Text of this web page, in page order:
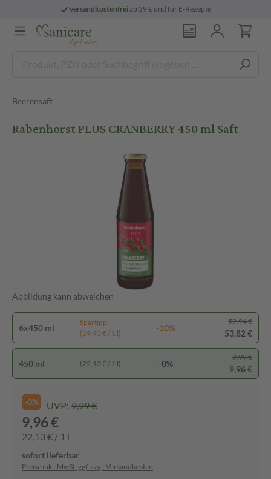
versandkostenfreiab 29 € und für E-Rezepte
Beerensaft
Rabenhorst PLUS CRANBERRY 450 ml Saft
Abbildung kann abweichen
6x450 ml
Spartipp
(19,93 € / 1 l)
-10%
59,94 €
53,82 €
450 ml (22,13 € / 1 l) -0%
9,99 €
9,96 €
-0% UVP: 9,99 €
9,96 €
22,13 € / 1 l
sofort lieferbar
Preise inkl. MwSt. ggf. zzgl. Versandkosten